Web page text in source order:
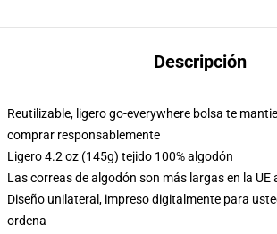
Descripción
Reutilizable, ligero go-everywhere bolsa te
comprar responsablemente
Ligero 4.2 oz (145g) tejido 100% algodón
Las correas de algodón son más largas en la UE
Diseño unilateral, impreso digitalmente para
ordena